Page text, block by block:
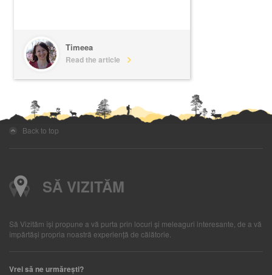
Timeea
Read the article
Back to top
SĂ VIZITĂM
Să Vizităm îşi propune a vă purta prin locuri şi meleaguri interesante, de a vă
împărtăşi propria noastră experienţă de călătorie.
Vrei să ne urmărești?